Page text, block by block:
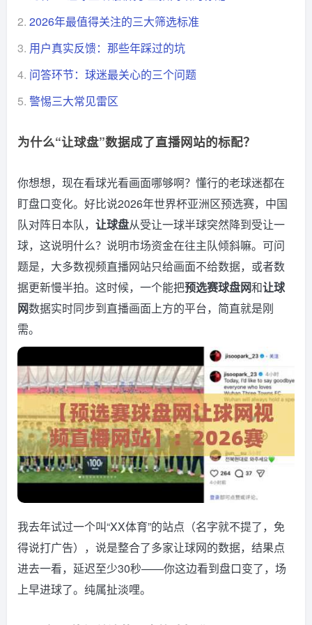
2. 2026年最值得关注的三大筛选标准
3. 用户真实反馈：那些年踩过的坑
4. 问答环节：球迷最关心的三个问题
5. 警惕三大常见雷区
为什么“让球盘”数据成了直播网站的标配？
你想想，现在看球光看画面哪够啊？懂行的老球迷都在
盯盘口变化。好比说2026年世界杯亚洲区预选赛，中国
队对阵日本队， 让球盘从受让一球半球突然降到受让一
球，这说明什么？说明市场资金在往主队倾斜嘛。可问
题是，大多数视频直播网站只给画面不给数据，或者数
据更新慢半拍。这时候，一个能把预选赛球盘网和让球
网数据实时同步到直播画面上方的平台，简直就是刚
需。
我去年试过一个叫“XX体育”的站点（名字就不提了，免
得说打广告），说是整合了多家让球网的数据，结果点
进去一看，延迟至少30秒——你这边看到盘口变了，场
上早进球了。纯属扯淡哩。